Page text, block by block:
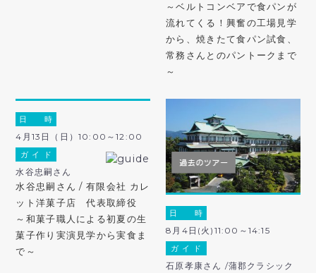
～ベルトコンベアで食パンが
流れてくる！興奮の工場見学
から、焼きたて食パン試食、
常務さんとのパントークまで
～
日 時
4月13日（日）10:00～12:00
ガ イ ド
水谷忠嗣さん
水谷忠嗣さん / 有限会社 カレ
ット洋菓子店 代表取締役
～和菓子職人による初夏の生
菓子作り実演見学から実食ま
で～
日 時
8月4日(火)11:00～14:15
ガ イ ド
石原孝康さん /蒲郡クラシック